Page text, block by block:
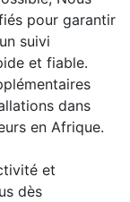
pour garantir
suivi
et fiable.
dans
en Afrique.
et
dès